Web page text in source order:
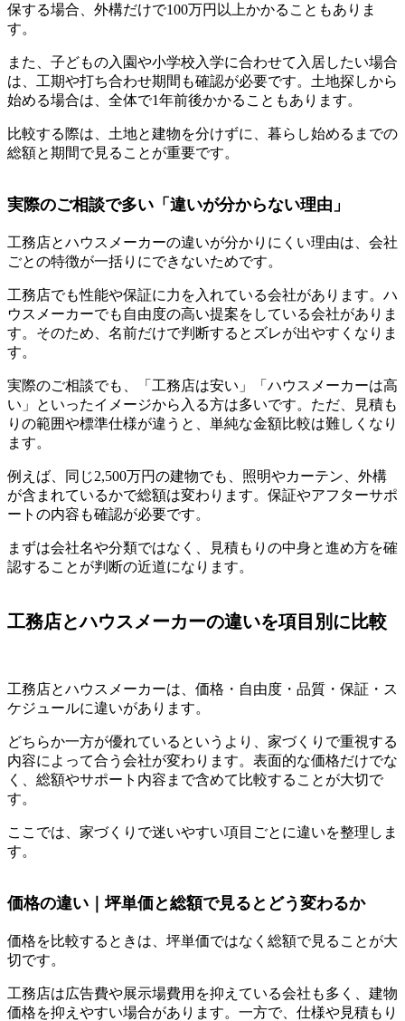
保する場合、外構だけで100万円以上かかることもありま
す。
また、子どもの入園や小学校入学に合わせて入居したい場合
は、工期や打ち合わせ期間も確認が必要です。土地探しから
始める場合は、全体で1年前後かかることもあります。
比較する際は、土地と建物を分けずに、暮らし始めるまでの
総額と期間で見ることが重要です。
実際のご相談で多い「違いが分からない理由」
工務店とハウスメーカーの違いが分かりにくい理由は、会社
ごとの特徴が一括りにできないためです。
工務店でも性能や保証に力を入れている会社があります。ハ
ウスメーカーでも自由度の高い提案をしている会社がありま
す。そのため、名前だけで判断するとズレが出やすくなりま
す。
実際のご相談でも、「工務店は安い」「ハウスメーカーは高
い」といったイメージから入る方は多いです。ただ、見積も
りの範囲や標準仕様が違うと、単純な金額比較は難しくなり
ます。
例えば、同じ2,500万円の建物でも、照明やカーテン、外構
が含まれているかで総額は変わります。保証やアフターサポ
ートの内容も確認が必要です。
まずは会社名や分類ではなく、見積もりの中身と進め方を確
認することが判断の近道になります。
工務店とハウスメーカーの違いを項目別に比較
工務店とハウスメーカーは、価格・自由度・品質・保証・ス
ケジュールに違いがあります。
どちらか一方が優れているというより、家づくりで重視する
内容によって合う会社が変わります。表面的な価格だけでな
く、総額やサポート内容まで含めて比較することが大切で
す。
ここでは、家づくりで迷いやすい項目ごとに違いを整理しま
す。
価格の違い｜坪単価と総額で見るとどう変わるか
価格を比較するときは、坪単価ではなく総額で見ることが大
切です。
工務店は広告費や展示場費用を抑えている会社も多く、建物
価格を抑えやすい場合があります。一方で、仕様や見積もり